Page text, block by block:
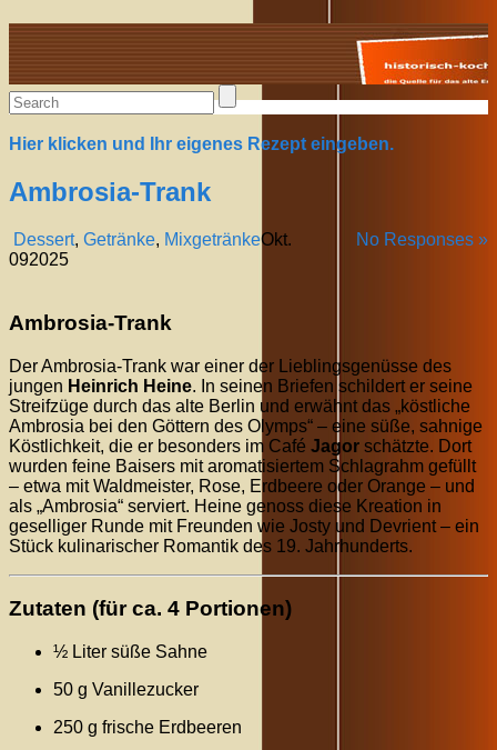
Alte Rezepte online
Hier klicken und Ihr eigenes Rezept eingeben.
Ambrosia-Trank
Dessert, Getränke, Mixgetränke No Responses »
Okt.
092025
Ambrosia-Trank
Der Ambrosia-Trank war einer der Lieblingsgenüsse des
jungen Heinrich Heine. In seinen Briefen schildert er seine
Streifzüge durch das alte Berlin und erwähnt das „köstliche
Ambrosia bei den Göttern des Olymps“ – eine süße, sahnige
Köstlichkeit, die er besonders im Café Jagor schätzte. Dort
wurden feine Baisers mit aromatisiertem Schlagrahm gefüllt
– etwa mit Waldmeister, Rose, Erdbeere oder Orange – und
als „Ambrosia“ serviert. Heine genoss diese Kreation in
geselliger Runde mit Freunden wie Josty und Devrient – ein
Stück kulinarischer Romantik des 19. Jahrhunderts.
Zutaten (für ca. 4 Portionen)
½ Liter süße Sahne
50 g Vanillezucker
250 g frische Erdbeeren